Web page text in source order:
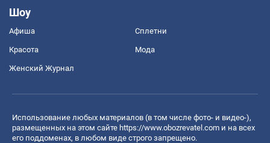
Шоу
Афиша Сплетни
Красота Мода
Женский Журнал
Использование любых материалов (в том числе фото- и видео-),
размещенных на этом сайте https://www.obozrevatel.com и на всех
его поддоменах, в любом виде строго запрещено.